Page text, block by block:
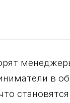
в
становятся